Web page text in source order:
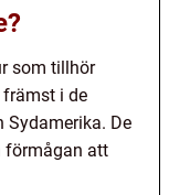
som tillhör
i de
Sydamerika. De
förmågan att